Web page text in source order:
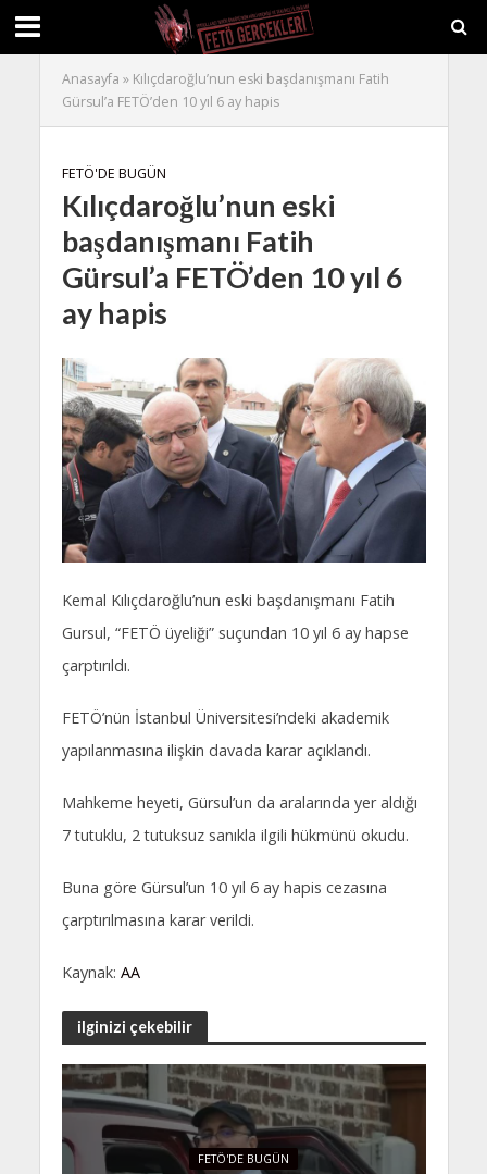
Anasayfa » Kılıçdaroğlu’nun eski başdanışmanı Fatih
Gürsul’a FETÖ’den 10 yıl 6 ay hapis
FETÖ'DE BUGÜN
Kılıçdaroğlu’nun eski
başdanışmanı Fatih
Gürsul’a FETÖ’den 10 yıl 6
ay hapis
Kemal Kılıçdaroğlu’nun eski başdanışmanı Fatih
Gursul, “FETÖ üyeliği” suçundan 10 yıl 6 ay hapse
çarptırıldı.
FETÖ’nün İstanbul Üniversitesi’ndeki akademik
yapılanmasına ilişkin davada karar açıklandı.
Mahkeme heyeti, Gürsul’un da aralarında yer aldığı
7 tutuklu, 2 tutuksuz sanıkla ilgili hükmünü okudu.
Buna göre Gürsul’un 10 yıl 6 ay hapis cezasına
çarptırılmasına karar verildi.
Kaynak: AA
ilginizi çekebilir
FETÖ'DE BUGÜN